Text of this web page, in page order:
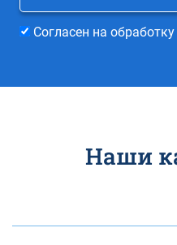
Согласен на
Наши